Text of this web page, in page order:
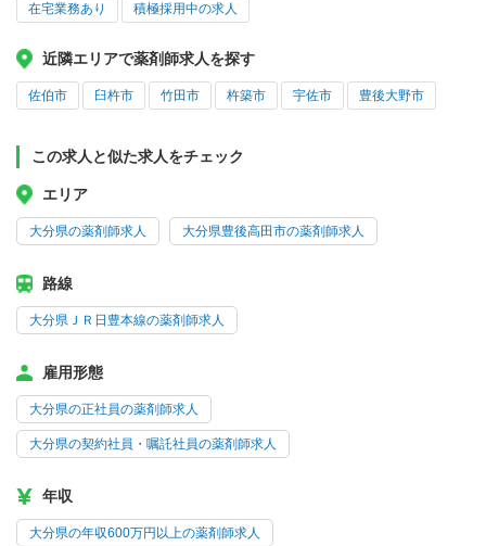
在宅業務あり 積極採用中の求人
近隣エリアで薬剤師求人を探す
佐伯市 臼杵市 竹田市 杵築市 宇佐市 豊後大野市
この求人と似た求人をチェック
エリア
大分県の薬剤師求人 大分県豊後高田市の薬剤師求人
路線
大分県ＪＲ日豊本線の薬剤師求人
雇用形態
大分県の正社員の薬剤師求人
大分県の契約社員・嘱託社員の薬剤師求人
年収
大分県の年収600万円以上の薬剤師求人